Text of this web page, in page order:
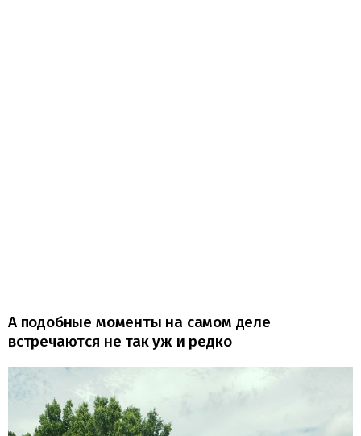
А подобные моменты на самом деле
встречаются не так уж и редко